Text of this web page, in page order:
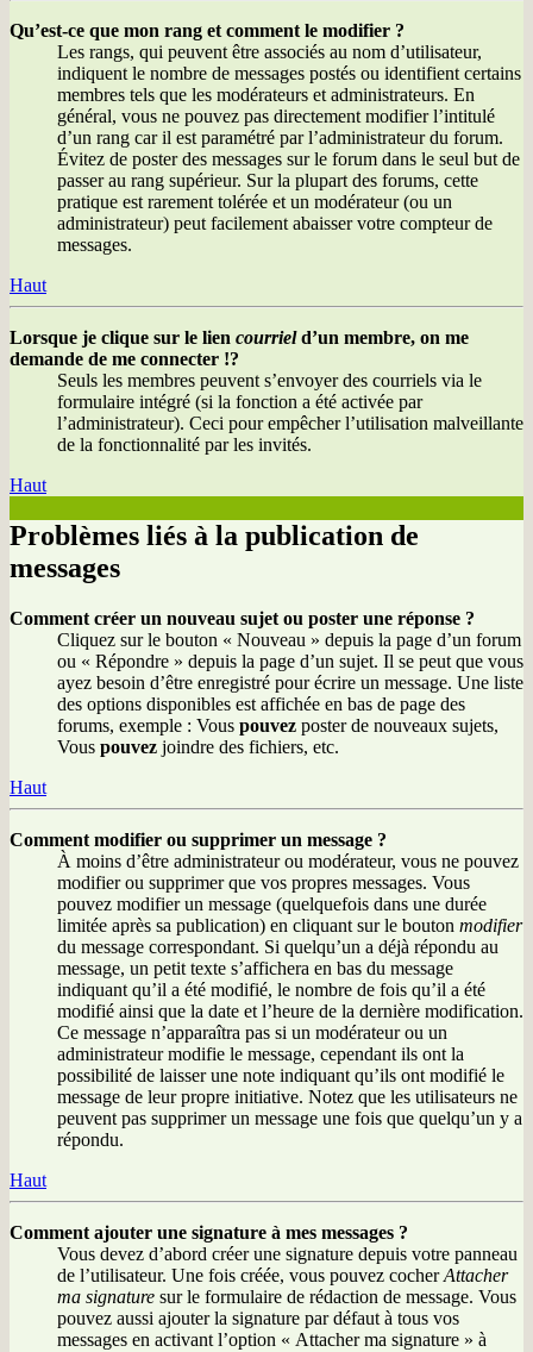
Qu’est-ce que mon rang et comment le modifier ?
Les rangs, qui peuvent être associés au nom d’utilisateur,
indiquent le nombre de messages postés ou identifient certains
membres tels que les modérateurs et administrateurs. En
général, vous ne pouvez pas directement modifier l’intitulé
d’un rang car il est paramétré par l’administrateur du forum.
Évitez de poster des messages sur le forum dans le seul but de
passer au rang supérieur. Sur la plupart des forums, cette
pratique est rarement tolérée et un modérateur (ou un
administrateur) peut facilement abaisser votre compteur de
messages.
Haut
Lorsque je clique sur le lien courrield’un membre, on me
demande de me connecter !?
Seuls les membres peuvent s’envoyer des courriels via le
formulaire intégré (si la fonction a été activée par
l’administrateur). Ceci pour empêcher l’utilisation malveillante
de la fonctionnalité par les invités.
Haut
Problèmes liés à la publication de
messages
Comment créer un nouveau sujet ou poster une réponse ?
Cliquez sur le bouton « Nouveau » depuis la page d’un forum
ou « Répondre » depuis la page d’un sujet. Il se peut que vous
ayez besoin d’être enregistré pour écrire un message. Une liste
des options disponibles est affichée en bas de page des
forums, exemple : Vous pouvez poster de nouveaux sujets,
Vous pouvez joindre des fichiers, etc.
Haut
Comment modifier ou supprimer un message ?
À moins d’être administrateur ou modérateur, vous ne pouvez
modifier ou supprimer que vos propres messages. Vous
pouvez modifier un message (quelquefois dans une durée
limitée après sa publication) en cliquant sur le bouton modifier
du message correspondant. Si quelqu’un a déjà répondu au
message, un petit texte s’affichera en bas du message
indiquant qu’il a été modifié, le nombre de fois qu’il a été
modifié ainsi que la date et l’heure de la dernière modification.
Ce message n’apparaîtra pas si un modérateur ou un
administrateur modifie le message, cependant ils ont la
possibilité de laisser une note indiquant qu’ils ont modifié le
message de leur propre initiative. Notez que les utilisateurs ne
peuvent pas supprimer un message une fois que quelqu’un y a
répondu.
Haut
Comment ajouter une signature à mes messages ?
Vous devez d’abord créer une signature depuis votre panneau
de l’utilisateur. Une fois créée, vous pouvez cocherAttacher
ma signature sur le formulaire de rédaction de message. Vous
pouvez aussi ajouter la signature par défaut à tous vos
messages en activant l’option « Attacher ma signature » à